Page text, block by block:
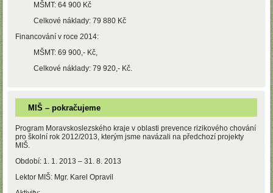
MŠMT: 64 900 Kč
Celkové náklady: 79 880 Kč
Financování v roce 2014:
MŠMT: 69 900,- Kč,
Celkové náklady: 79 920,- Kč.
MIŠ – pokračujeme
Program Moravskoslezského kraje v oblasti prevence rizikového chování
pro školní rok 2012/2013, kterým jsme navázali na předchozí projekty
MIŠ.
Období: 1. 1. 2013 – 31. 8. 2013
Lektor MIŠ: Mgr. Karel Opravil